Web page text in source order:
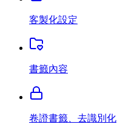
客製化設定
書籤內容
卷證書籤、去識別化